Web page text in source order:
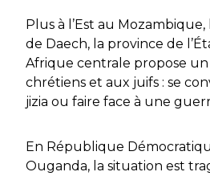
Plus à l’Est au
de Daech, la province de
Afrique centrale propose un
chrétiens et aux juifs : se
jizia ou faire face à une
En République
Ouganda, la situation est